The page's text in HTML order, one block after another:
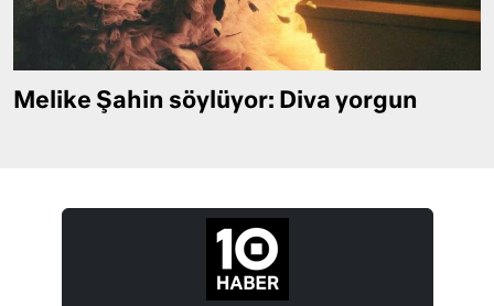
Melike Şahin söylüyor: Diva yorgun